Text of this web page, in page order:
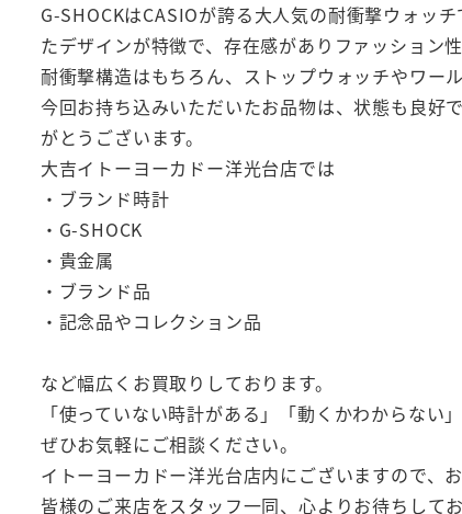
G-SHOCKはCASIOが誇る大人気の耐衝撃ウォッ
たデザインが特徴で、存在感がありファッション
耐衝撃構造はもちろん、ストップウォッチやワー
今回お持ち込みいただいたお品物は、状態も良好
がとうございます。
大吉イトーヨーカドー洋光台店では
・ブランド時計
・G-SHOCK
・貴金属
・ブランド品
・記念品やコレクション品
など幅広くお買取りしております。
「使っていない時計がある」「動くかわからない
ぜひお気軽にご相談ください。
イトーヨーカドー洋光台店内にございますので、
皆様のご来店をスタッフ一同、心よりお待ちしてお